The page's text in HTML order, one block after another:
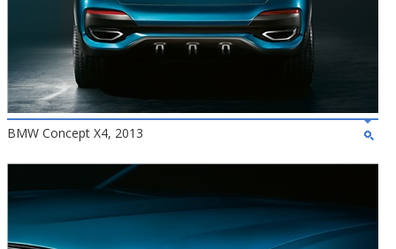
BMW Concept X4, 2013